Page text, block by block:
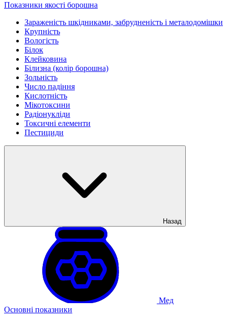
Показники якості борошна
Зараженість шкідниками, забрудненість і металодомішки
Крупність
Вологість
Білок
Клейковина
Білизна (колір борошна)
Зольність
Число падіння
Кислотність
Мікотоксини
Радіонукліди
Токсичні елементи
Пестициди
Назад
Мед
Основні показники